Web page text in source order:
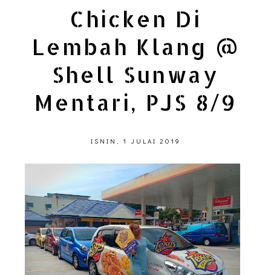
Chicken Di
Lembah Klang @
Shell Sunway
Mentari, PJS 8/9
ISNIN, 1 JULAI 2019